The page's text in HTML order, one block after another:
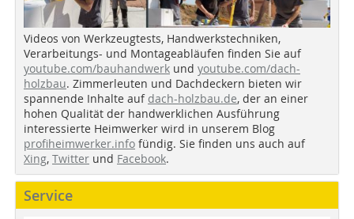
Videos von Werkzeugtests, Handwerkstechniken,
Verarbeitungs- und Montageabläufen finden Sie auf
youtube.com/bauhandwerk und youtube.com/dach-
holzbau. Zimmerleuten und Dachdeckern bieten wir
spannende Inhalte auf dach-holzbau.de, der an einer
hohen Qualität der handwerklichen Ausführung
interessierte Heimwerker wird in unserem Blog
profiheimwerker.info fündig. Sie finden uns auch auf
Xing, Twitter und Facebook.
Service